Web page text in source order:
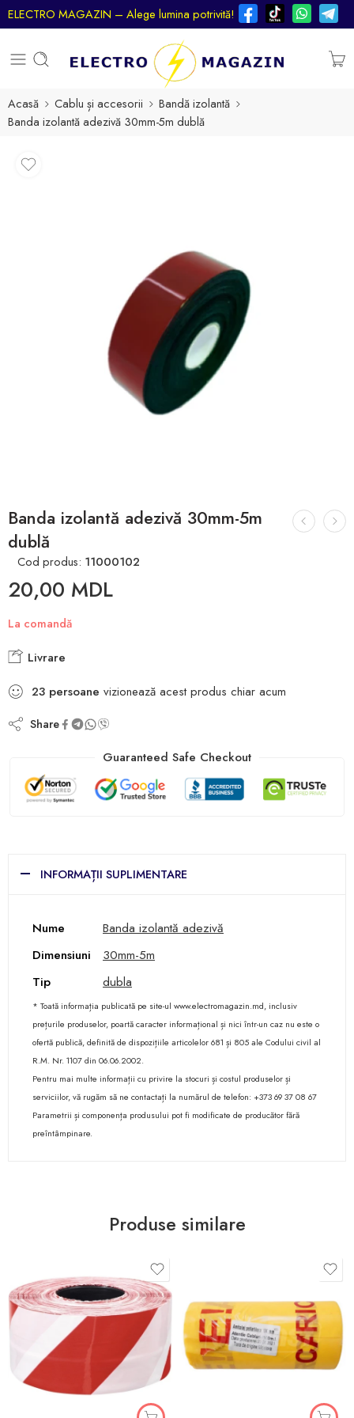
ELECTRO MAGAZIN – Alege lumina potrivită!
Acasă Cablu și accesorii
Bandă izolantă
Banda izolantă adezivă 30mm-5m dublă
Banda izolantă adezivă 30mm-5m
dublă
Cod produs: 11000102
20,00 MDL
La comandă
Livrare
23 persoane vizionează acest produs chiar acum
Share
Guaranteed Safe Checkout
INFORMAȚII SUPLIMENTARE
Nume
Banda izolantă adezivă
Dimensiuni
30mm-5m
Tip
dubla
* Toată informația publicată pe site-ul www.electromagazin.md, inclusiv
prețurile produselor, poartă caracter informațional și nici într-un caz nu este o
ofertă publică, definită de dispozițiile articolelor 681 și 805 ale Codului civil al
R.M. Nr. 1107 din 06.06.2002.
Pentru mai multe informații cu privire la stocuri și costul produselor și
serviciilor, vă rugăm să ne contactați la numărul de telefon: +373 69 37 08 67
Parametrii și componența produsului pot fi modificate de producător fără
preîntâmpinare.
Produse similare